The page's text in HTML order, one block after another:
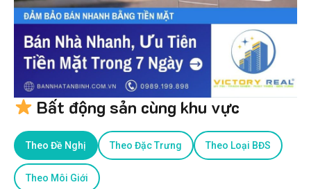
Bất động sản cùng khu vực
Theo Đề Nghị Theo Đặc Trưng Theo Loại BĐS
Theo Môi Giới